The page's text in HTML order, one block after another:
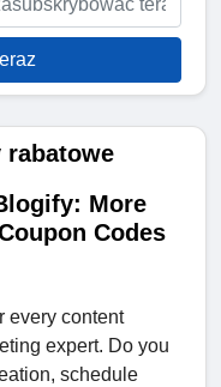
More
Codes
every content
expert. Do you
schedule